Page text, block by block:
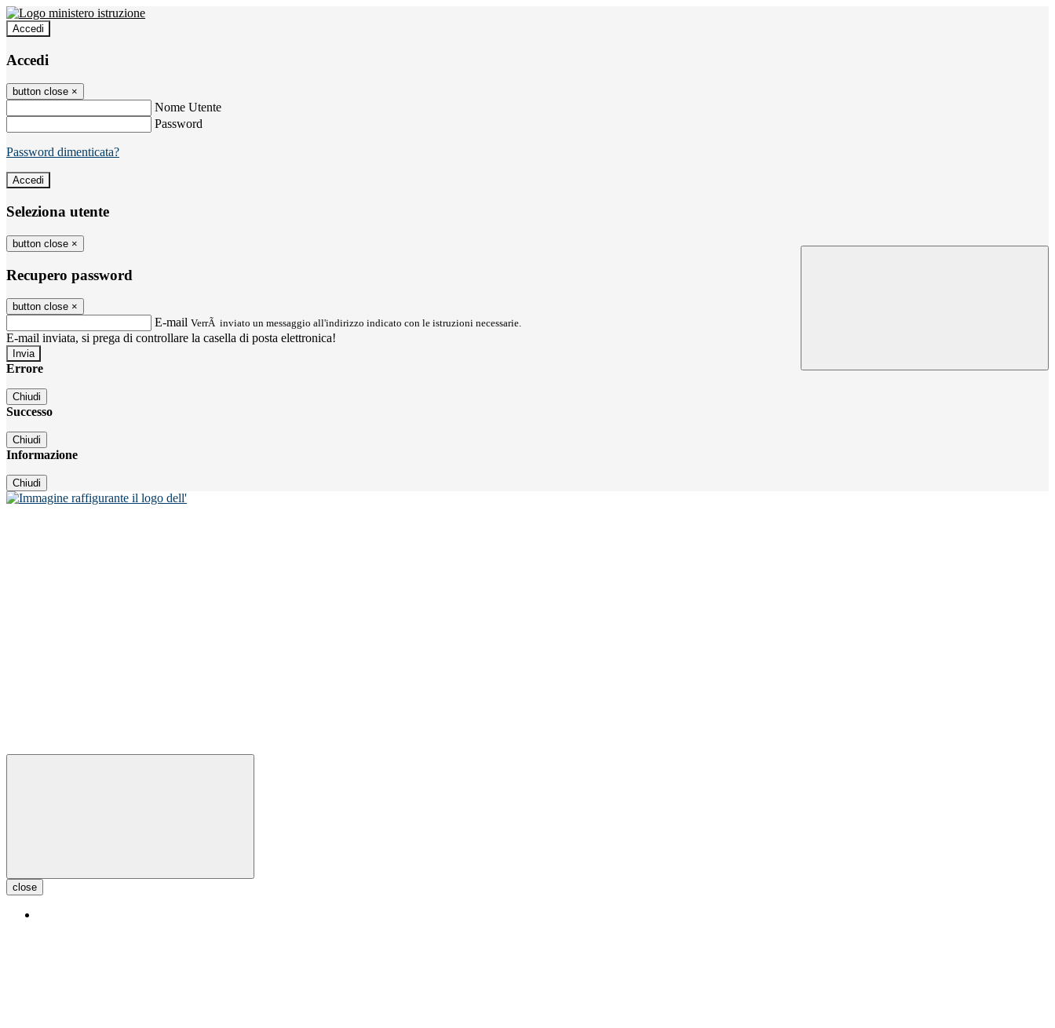
Accedi
Accedi
button close ×
Nome Utente
Password
Password dimenticata?
Seleziona utente
button close ×
Recupero password
button close ×
E-mail VerrÃ inviato un messaggio all'indirizzo indicato con le istruzioni necessarie.
E-mail inviata, si prega di controllare la casella di posta elettronica!
Errore
Chiudi
Successo
Chiudi
Informazione
Chiudi
close